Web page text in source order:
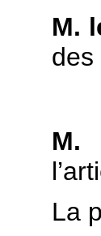
M.
des
M.
La